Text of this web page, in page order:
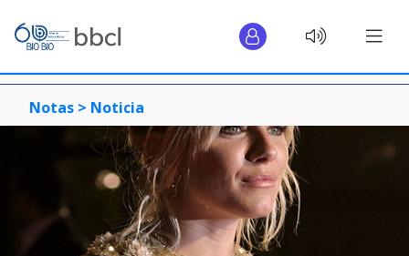
Notas > Noticia